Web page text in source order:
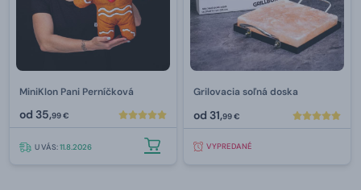
MiniKlon Pani Perníčková
od 35,99 €
U VÁS:11.8.2026
Grilovacia soľná doska
od 31,99 €
VYPREDANÉ